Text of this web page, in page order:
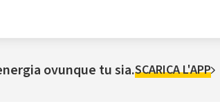
ovunque tu sia.SCARICA L'APP